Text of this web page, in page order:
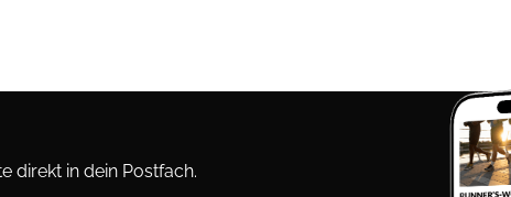
direkt in dein Postfach.